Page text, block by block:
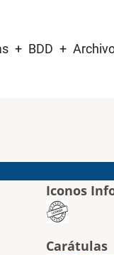
BDD
Iconos
Carátulas